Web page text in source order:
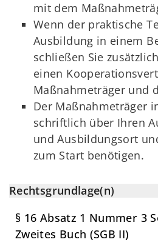
mit dem
Wenn der praktische
Ausbildung in einem
schließen Sie zusätzlich
einen
Maßnahmeträger und
Der Maßnahmeträger
schriftlich über Ihren
und Ausbildungsort
zum Start benötigen.
Rechtsgrundlage(n)
§ 16 Absatz 1 Nummer 3
Zweites Buch (SGB II)